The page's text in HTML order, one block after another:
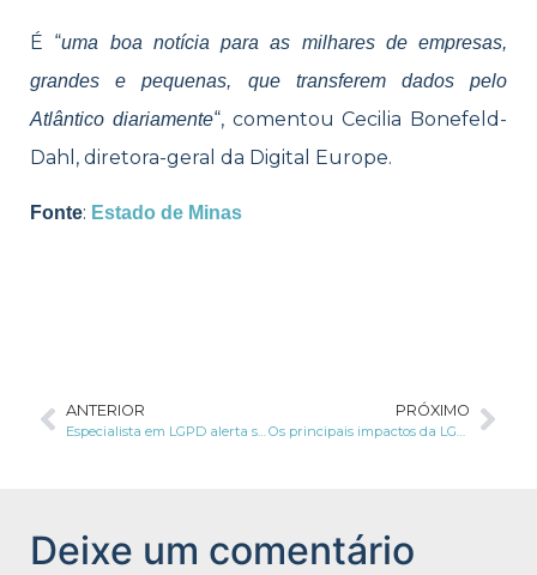
É “uma boa notícia para as milhares de empresas,
grandes e pequenas, que transferem dados pelo
Atlântico diariamente“, comentou Cecilia Bonefeld-
Dahl, diretora-geral da Digital Europe.
Fonte: Estado de Minas
ANTERIOR
Especialista em LGPD alerta sobre primeira sanção por infração aplicada pela ANPD
PRÓXIMO
Os principais impactos da LGPD durante o processo de recuperação judicial e extrajudicial
Deixe um comentário